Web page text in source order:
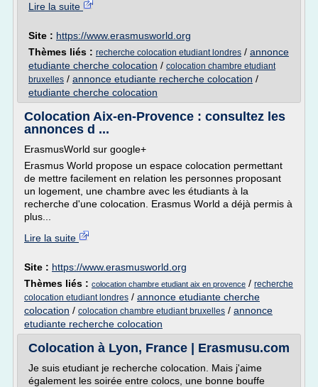
Lire la suite
Site : https://www.erasmusworld.org
Thèmes liés : recherche colocation etudiant londres / annonce
etudiante cherche colocation / colocation chambre etudiant
bruxelles / annonce etudiante recherche colocation /
etudiante cherche colocation
Colocation Aix-en-Provence : consultez les
annonces d ...
ErasmusWorld sur google+
Erasmus World propose un espace colocation permettant
de mettre facilement en relation les personnes proposant
un logement, une chambre avec les étudiants à la
recherche d'une colocation. Erasmus World a déjà permis à
plus...
Lire la suite
Site : https://www.erasmusworld.org
Thèmes liés : colocation chambre etudiant aix en provence / recherche
colocation etudiant londres / annonce etudiante cherche
colocation / colocation chambre etudiant bruxelles / annonce
etudiante recherche colocation
Colocation à Lyon, France | Erasmusu.com
Je suis etudiant je recherche colocation. Mais j'aime
également les soirée entre colocs, une bonne bouffe